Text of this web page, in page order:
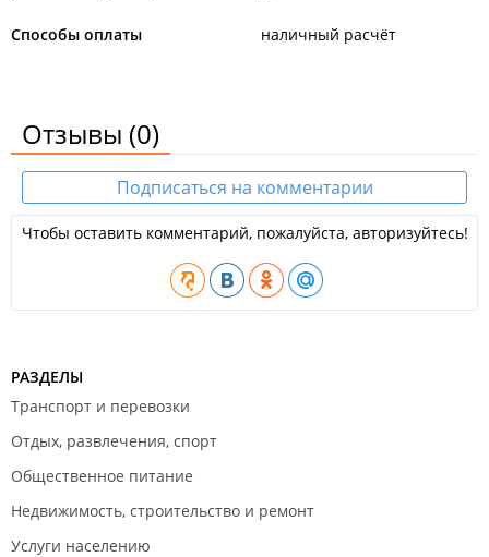
Способы оплаты наличный расчёт
Отзывы (0)
Подписаться на комментарии
Чтобы оставить комментарий, пожалуйста, авторизуйтесь!
РАЗДЕЛЫ
Транспорт и перевозки
Отдых, развлечения, спорт
Общественное питание
Недвижимость, строительство и ремонт
Услуги населению